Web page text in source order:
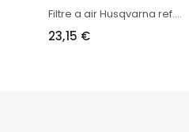
Filtre a air Husqvarna ref....
23,15 €